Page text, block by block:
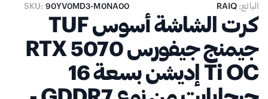
البائع: RAIQ
SKU: 90YV0MD3-M0NA00
كرت الشاشة أسوس TUF
جيمنج جيفورس RTX 5070
Ti OC إديشن بسعة 16